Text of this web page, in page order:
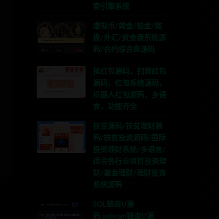
索引擎系统
虚拟币/黄金/铂金/微
盘/外汇/资金盘系统源
码/合约综合盘源码
抢红包源码，扫雷红包
源码，红包系统源码，
机器人红包源码，多语
言，功能齐全
扶贫源码/扶贫理财源
码/扶贫投资源码/国际
投资理财系统/多语言/
适合各行业项目投资理
财/基金理财/理财投资
系统源码
SOL链盗U源
码,solscan链盗U源